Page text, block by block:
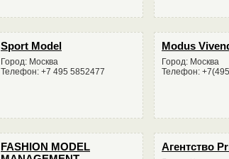
Sport Model
Город: Москва
Телефон: +7 495 5852477
Modus
Город: Москва
Телефон:
FASHION MODEL
Агентство